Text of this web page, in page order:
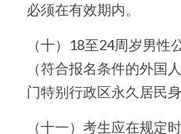
必须在有效期内。
（十）18至24周岁男性
（符合报名条件的外国
门特别行政区永久居民身
（十一）考生应在规定